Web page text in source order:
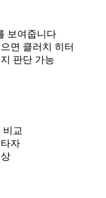
보여줍니다
면 클러치 히터
판단 가능
비교
자